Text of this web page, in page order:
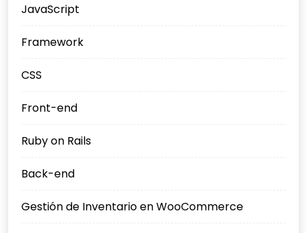
JavaScript
Framework
CSS
Front-end
Ruby on Rails
Back-end
Gestión de Inventario en WooCommerce